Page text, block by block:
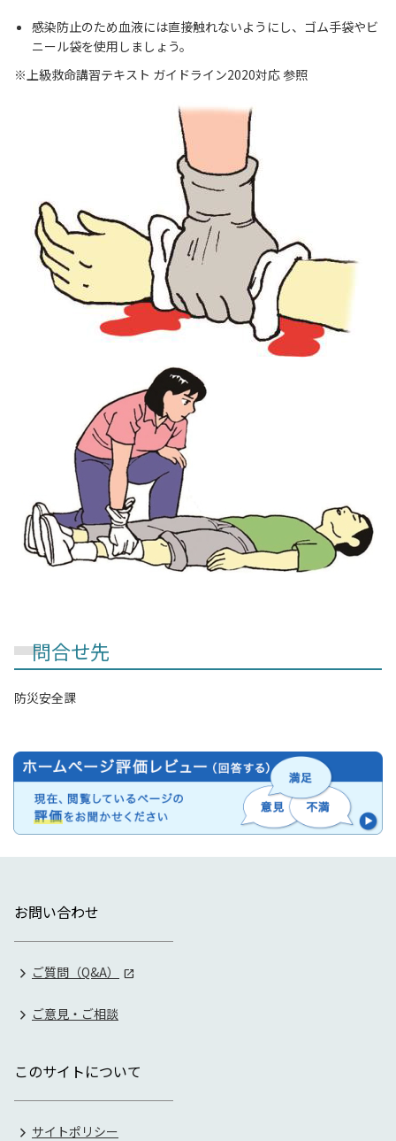
感染防止のため血液には直接触れないようにし、ゴム手袋やビ
ニール袋を使用しましょう。
上級救命講習テキスト ガイドライン2020対応 参照
問合せ先
防災安全課
お問い合わせ
ご質問（Q&A）
ご意見・ご相談
このサイトについて
サイトポリシー